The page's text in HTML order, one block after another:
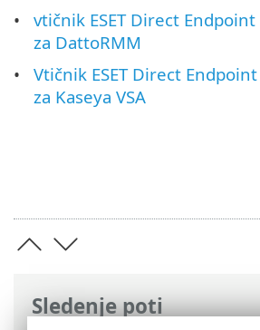
Sledenje poti
vtičnik ESET Direct
za DattoRMM
Vtičnik ESET Direct
za Kaseya VSA